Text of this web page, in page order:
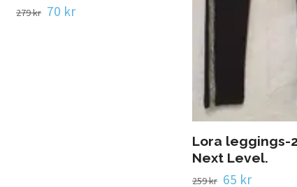
279 kr 70 kr
Lora leggings-
Next Level.
259 kr 65 kr